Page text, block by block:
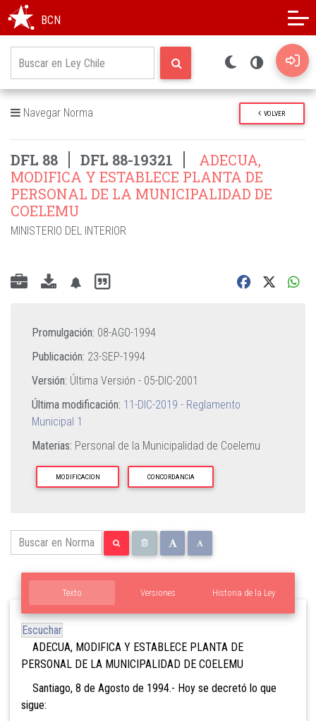
BCN
Navegar Norma VOLVER
DFL 88 DFL 88-19321
ADECUA,
MODIFICA Y ESTABLECE PLANTA DE
PERSONAL DE LA MUNICIPALIDAD DE
COELEMU
MINISTERIO DEL INTERIOR
Promulgación: 08-AGO-1994
Publicación: 23-SEP-1994
Versión: Última Versión - 05-DIC-2001
Última modificación: 11-DIC-2019 - Reglamento
Municipal 1
Materias: Personal de la Municipalidad de Coelemu
MODIFICACION CONCORDANCIA
Texto Versiones Historia de la Ley
Escuchar
ADECUA, MODIFICA Y ESTABLECE PLANTA DE
PERSONAL DE LA MUNICIPALIDAD DE COELEMU
Santiago, 8 de Agosto de 1994.- Hoy se decretó lo que
sigue: